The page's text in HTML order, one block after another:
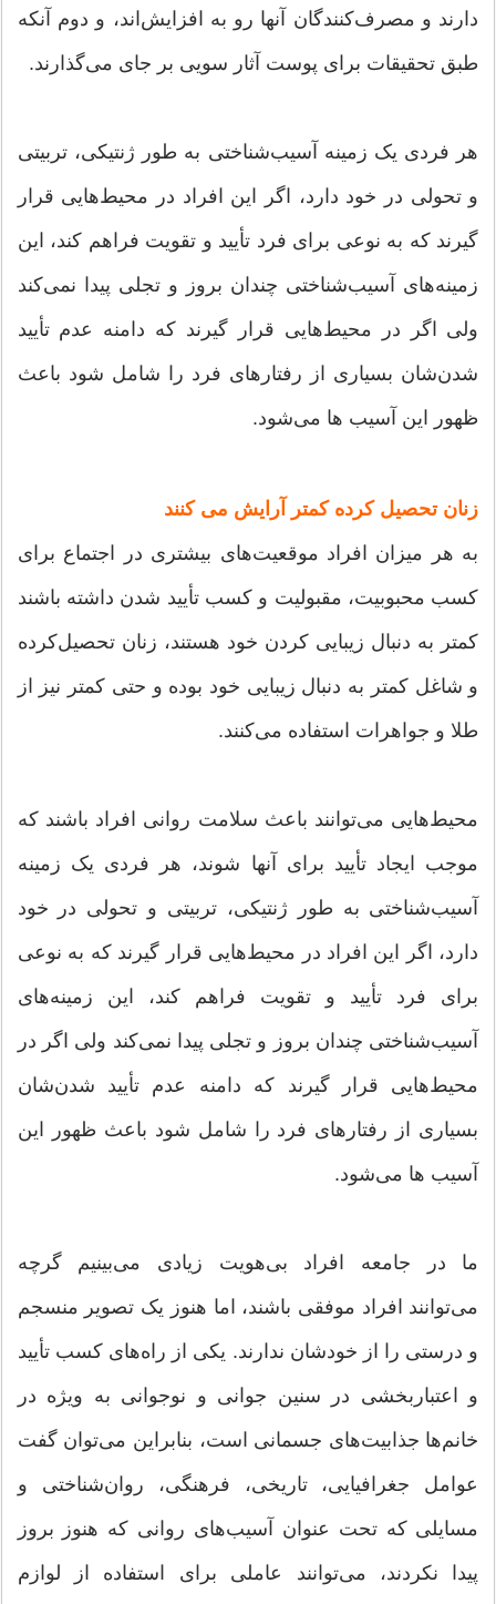
دارند و مصرف‌کنندگان آنها رو به افزایش‌اند، و دوم آنکه
طبق تحقیقات برای پوست آثار سویی بر جای می‌گذارند.
هر فردی یک زمینه آسیب‌شناختی به طور ژنتیکی، تربیتی
و تحولی در خود دارد، اگر این افراد در محیط‌هایی قرار
گیرند که به نوعی برای فرد تأیید و تقویت فراهم کند، این
زمینه‌های آسیب‌شناختی چندان بروز و تجلی پیدا نمی‌کند
ولی اگر در محیط‌هایی قرار گیرند که دامنه عدم تأیید
شدن‌شان بسیاری از رفتارهای فرد را شامل ‌شود باعث
ظهور این آسیب ها می‌شود.
زنان تحصیل کرده کمتر آرایش می کنند
به هر میزان افراد موقعیت‌های بیشتری در اجتماع برای
کسب محبوبیت، مقبولیت و کسب تأیید شدن داشته باشند
کمتر به دنبال زیبایی کردن خود هستند، زنان تحصیل‌کرده
و شاغل کمتر به دنبال زیبایی خود بوده و حتی کمتر نیز از
طلا و جواهرات استفاده می‌کنند.
محیط‌هایی می‌توانند باعث سلامت روانی افراد باشند که
موجب ایجاد تأیید برای آنها شوند، هر فردی یک زمینه
آسیب‌شناختی به طور ژنتیکی، تربیتی و تحولی در خود
دارد، اگر این افراد در محیط‌هایی قرار گیرند که به نوعی
برای فرد تأیید و تقویت فراهم کند، این زمینه‌های
آسیب‌شناختی چندان بروز و تجلی پیدا نمی‌کند ولی اگر در
محیط‌هایی قرار گیرند که دامنه عدم تأیید شدن‌شان
بسیاری از رفتارهای فرد را شامل ‌شود باعث ظهور این
آسیب ها می‌شود.
ما در جامعه افراد بی‌هویت زیادی می‌بینیم گرچه
می‌توانند افراد موفقی باشند، اما هنوز یک تصویر منسجم
و درستی را از خودشان ندارند. یکی از راه‌های کسب تأیید
و اعتباربخشی در سنین جوانی و نوجوانی به ویژه در
خانم‌ها جذابیت‌های جسمانی است، بنابراین می‌توان گفت
عوامل جغرافیایی، تاریخی، فرهنگی، روان‌شناختی و
مسایلی که تحت عنوان آسیب‌های روانی که هنوز بروز
پیدا نکردند، می‌توانند عاملی برای استفاده از لوازم